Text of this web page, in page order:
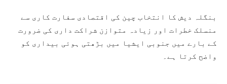
بنگلہ دیش کا انتخاب چین کی اقتصادی سفارت کاری سے
منسلک خطرات اور زیادہ متوازن شراکت داری کی ضرورت
کے بارے میں جنوبی ایشیا میں بڑھتی ہوئی بیداری کو
واضح کرتا ہے۔